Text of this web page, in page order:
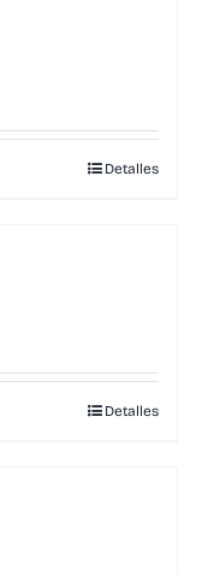
Detalles
Detalles